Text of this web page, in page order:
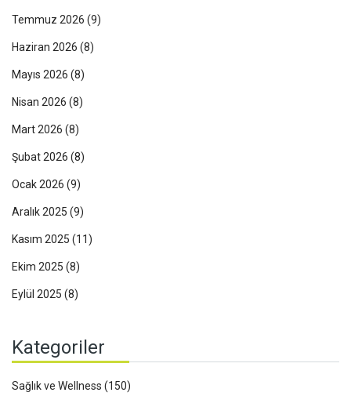
Temmuz 2026 (9)
Haziran 2026 (8)
Mayıs 2026 (8)
Nisan 2026 (8)
Mart 2026 (8)
Şubat 2026 (8)
Ocak 2026 (9)
Aralık 2025 (9)
Kasım 2025 (11)
Ekim 2025 (8)
Eylül 2025 (8)
Kategoriler
Sağlık ve Wellness (150)